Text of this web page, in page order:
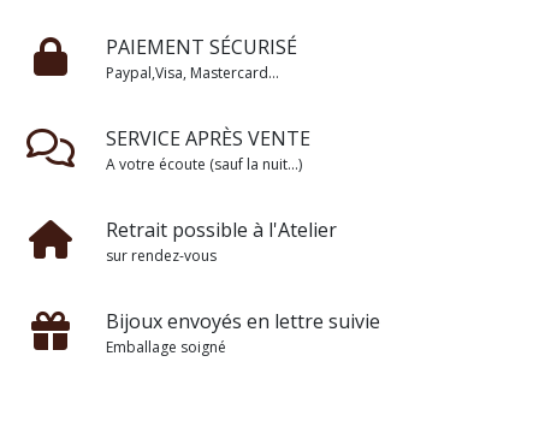
PAIEMENT SÉCURISÉ
Paypal,Visa, Mastercard...
SERVICE APRÈS VENTE
A votre écoute (sauf la nuit...)
Retrait possible à l'Atelier
sur rendez-vous
Bijoux envoyés en lettre suivie
Emballage soigné